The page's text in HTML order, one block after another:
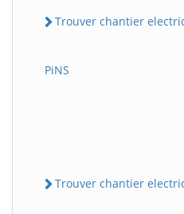
Trouver chantier
PiNS
Trouver chantier